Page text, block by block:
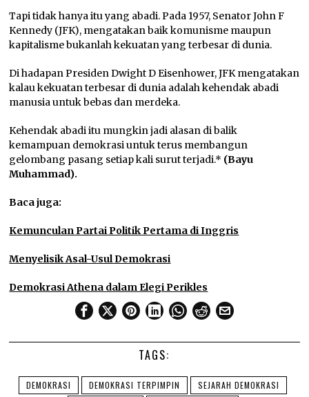
Tapi tidak hanya itu yang abadi. Pada 1957, Senator John F
Kennedy (JFK), mengatakan baik komunisme maupun
kapitalisme bukanlah kekuatan yang terbesar di dunia.
Di hadapan Presiden Dwight D Eisenhower, JFK mengatakan
kalau kekuatan terbesar di dunia adalah kehendak abadi
manusia untuk bebas dan merdeka.
Kehendak abadi itu mungkin jadi alasan di balik
kemampuan demokrasi untuk terus membangun
gelombang pasang setiap kali surut terjadi.* (Bayu
Muhammad).
Baca juga:
Kemunculan Partai Politik Pertama di Inggris
Menyelisik Asal-Usul Demokrasi
Demokrasi Athena dalam Elegi Perikles
TAGS:
DEMOKRASI DEMOKRASI TERPIMPIN
SEJARAH DEMOKRASI